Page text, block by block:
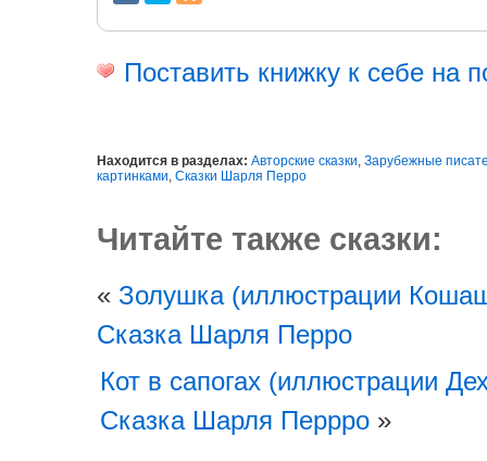
Поставить книжку к себе на
Находится в разделах: Авторские сказки, Зарубежные
картинками, Сказки Шарля Перро
Читайте также сказки:
« Золушка (иллюстрации
Сказка Шарля Перро
Кот в сапогах (иллюстрации
Сказка Шарля Перрро »